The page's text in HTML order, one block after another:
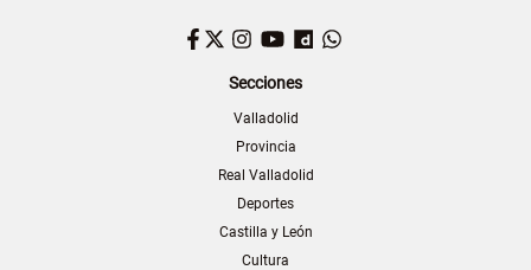
Facebook
TwitterInstagram
YouTubeDailymotion
Secciones
Valladolid
Provincia
Real Valladolid
Deportes
Castilla y León
Cultura